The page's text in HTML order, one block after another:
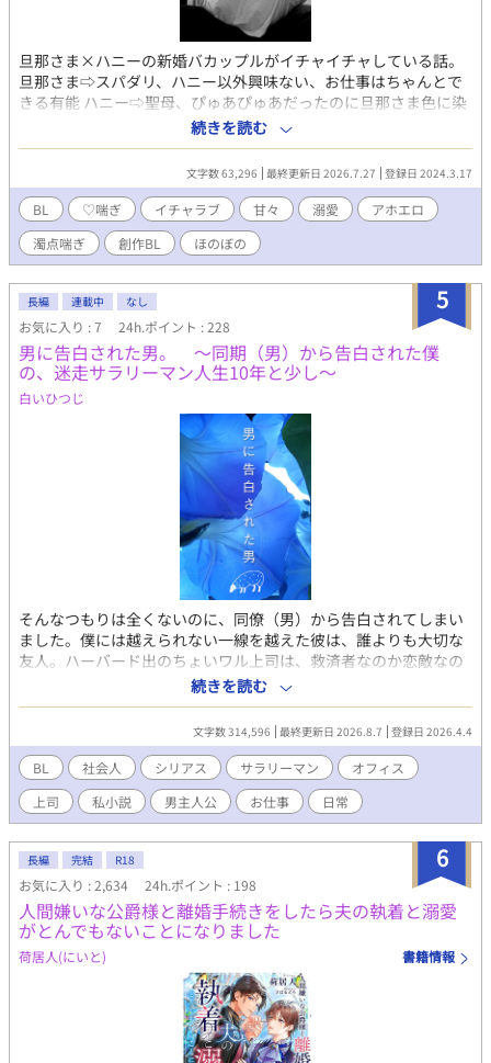
旦那さま×ハニーの新婚バカップルがイチャイチャしている話。
旦那さま⇨スパダリ、ハニー以外興味ない、お仕事はちゃんとで
きる有能 ハニー⇨聖母、ぴゅあぴゅあだったのに旦那さま色に染
められている、束縛されている自覚は無い、太陽 サブタイトルは
『こんな嫁が欲しい』です。 今からでもスパダリになれますか？
続きを読む
文字数 63,296 最終更新日 2026.7.27 登録日 2024.3.17
BL ♡喘ぎ イチャラブ 甘々 溺愛
アホエロ
濁点喘ぎ
創作BL ほのぼの
5
長編 連載中 なし
お気に入り : 7 24h.ポイント : 228
男に告白された男。 ～同期（男）から告白された僕
の、迷走サラリーマン人生10年と少し～
白いひつじ
そんなつもりは全くないのに、同僚（男）から告白されてしまい
ました。僕には越えられない一線を越えた彼は、誰よりも大切な
友人。ハーバード出のちょいワル上司は、救済者なのか恋敵なの
か。会社帰りの居酒屋で、その日一日の愚痴をビールで流し込ん
でいた新人時代から、いつも隣にいて、静かに笑っていた彼を探
し求め僕は彷徨う。男を抱くことはできても、惚れ抜く純粋さに
欠ける上司。男を抱けるほど、自由に欲を持てない彼。やがて訪
れる上司との夜、明かされる過去。そして米国赴任によって変化
してゆく彼。僕の知らない時が、僕の知らない彼を作っていく。
彼の思いを受け容れられないけれど、友人としての彼を手放すこ
とが出来ないまま続く葛藤の日々。 ※こちらは、FC２にて2005
年~2015年に公開したブログに基づいています。このため、本文
中に登場する施設・出来事などはすべて、公開当時の情報となっ
ております。ある方にとっては懐かしく、ある方にとっては平成
レトロな部分もあるかと思いますが、ご了承ください。
続きを読む
文字数 314,596 最終更新日 2026.8.7 登録日 2026.4.4
BL 社会人 シリアス サラリーマン
オフィス
上司
私小説 男主人公 お仕事 日常
6
長編 完結 R18
お気に入り : 2,634 24h.ポイント : 198
人間嫌いな公爵様と離婚手続きをしたら夫の執着と溺愛
がとんでもないことになりました
荷居人(にいと) 書籍情報